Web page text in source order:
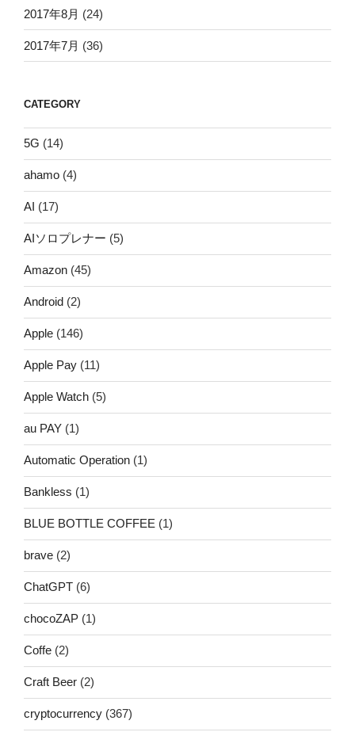
2017年8月 (24)
2017年7月 (36)
CATEGORY
5G (14)
ahamo (4)
AI (17)
AIソロプレナー (5)
Amazon (45)
Android (2)
Apple (146)
Apple Pay (11)
Apple Watch (5)
au PAY (1)
Automatic Operation (1)
Bankless (1)
BLUE BOTTLE COFFEE (1)
brave (2)
ChatGPT (6)
chocoZAP (1)
Coffe (2)
Craft Beer (2)
cryptocurrency (367)